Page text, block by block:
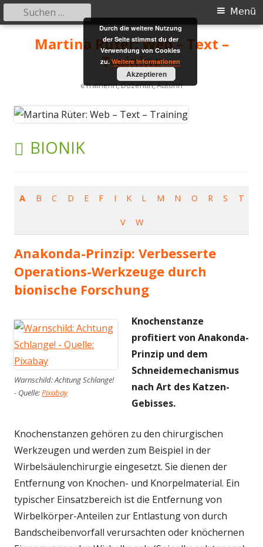
Martina Rüter: Web – Text –
Training
eTrainerin, Dozentin, Autorin
Primäres
Menü
Menü
Suchen
nach:
SCHLAGWORT:
BIONIK
A B C D E F I K L M N O R S T
V W
Anakonda-Prinzip: Verbesserte
Operations-Werkzeuge durch
bionische Forschung
Warnschild: Achtung Schlange!
- Quelle:Pixabay
Knochenstanze
profitiert von Anakonda-
Prinzip und dem
Schneidemechanismus
nach Art des Katzen-
Gebisses.
Knochenstanzen gehören zu den chirurgischen
Werkzeugen und werden zum Beispiel in der
Wirbelsäulenchirurgie eingesetzt. Sie dienen der
Entfernung von Knochen- und Knorpelmaterial. Ein
typischer Einsatzbereich ist die Entfernung von
Wirbelkörper-Anteilen zur Entlastung von durch
Bandscheibenvorfall verursachten oder knöchernen
Durch die weitere Nutzung
der Seite stimmst du der
Verwendung von Cookies
zu. Weitere Informationen
Akzeptieren